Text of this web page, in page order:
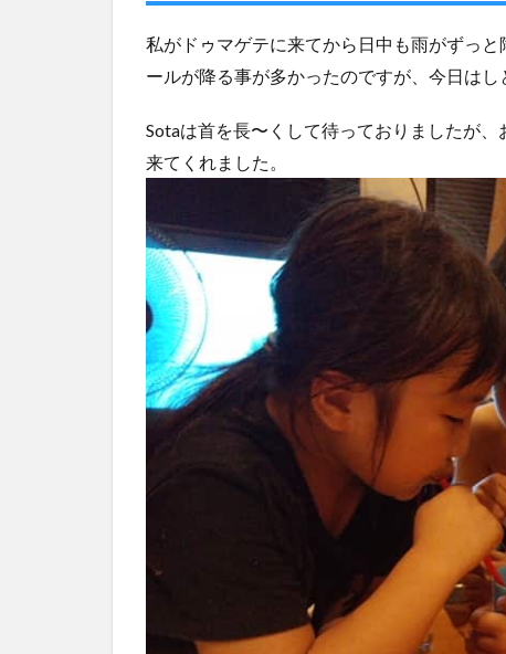
「フ
ード
に初
挑戦
3月
6日
の
出
費
私がドゥマゲテに来てから日中も雨がずっ
ールが降る事が多かったのですが、今日はし
Sotaは首を長〜くして待っておりましたが
来てくれました。